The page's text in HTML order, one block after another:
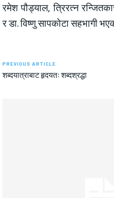
रमेश पौड्याल, त्रिरत्न
र डा. विष्णु सापकोटा सहभागी
PREVIOUS ARTICLE
शब्दयात्राबाट हृदयतः शब्दश्रद्धा